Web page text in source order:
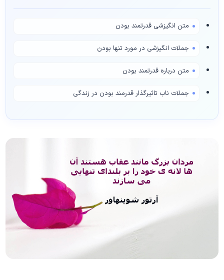
متن انگیزشی قدرتمند بودن
جملات انگیزشی در مورد تنها بودن
متن درباره قدرتمند بودن
جملات ناب تاثیرگذار قدرمند بودن در زندگی